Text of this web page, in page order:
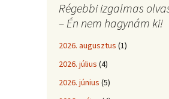
Régebbi izgalmas
– Én nem hagynám ki!
2026. augusztus (1)
2026. július (4)
2026. június (5)